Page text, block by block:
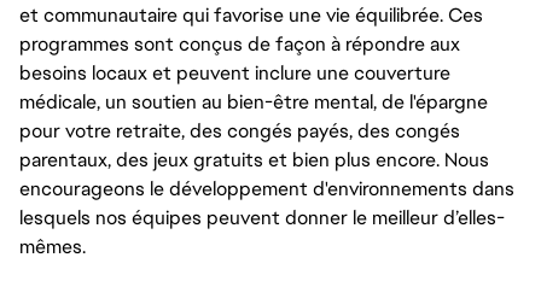
et communautaire qui favorise une vie équilibrée. Ces
programmes sont conçus de façon à répondre aux
besoins locaux et peuvent inclure une couverture
médicale, un soutien au bien-être mental, de l'épargne
pour votre retraite, des congés payés, des congés
parentaux, des jeux gratuits et bien plus encore. Nous
encourageons le développement d'environnements dans
lesquels nos équipes peuvent donner le meilleur d’elles-
mêmes.